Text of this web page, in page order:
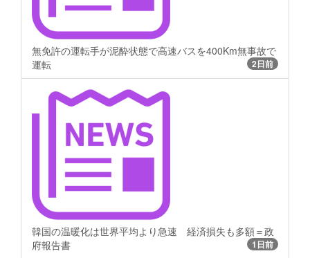
無免許の運転手が泥酔状態で高速バスを400Km無事故で
運転
2日前
韓国の温暖化は世界平均より急速 経済損失も多額＝政
府報告書
1日前